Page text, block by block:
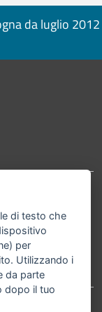
da luglio 2012
IT 88 R
di testo che
per
Utilizzando i
da parte
dopo il tuo